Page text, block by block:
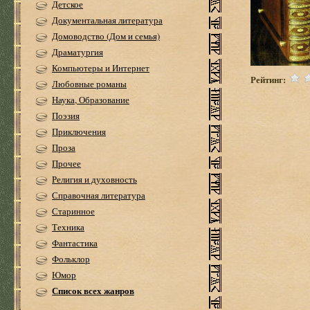
Детское
Документальная литература
Домоводство (Дом и семья)
Драматургия
Компьютеры и Интернет
Любовные романы
Наука, Образование
Поэзия
Приключения
Проза
Прочее
Религия и духовность
Справочная литература
Старинное
Техника
Фантастика
Фольклор
Юмор
Список всех жанров
Рейтинг: